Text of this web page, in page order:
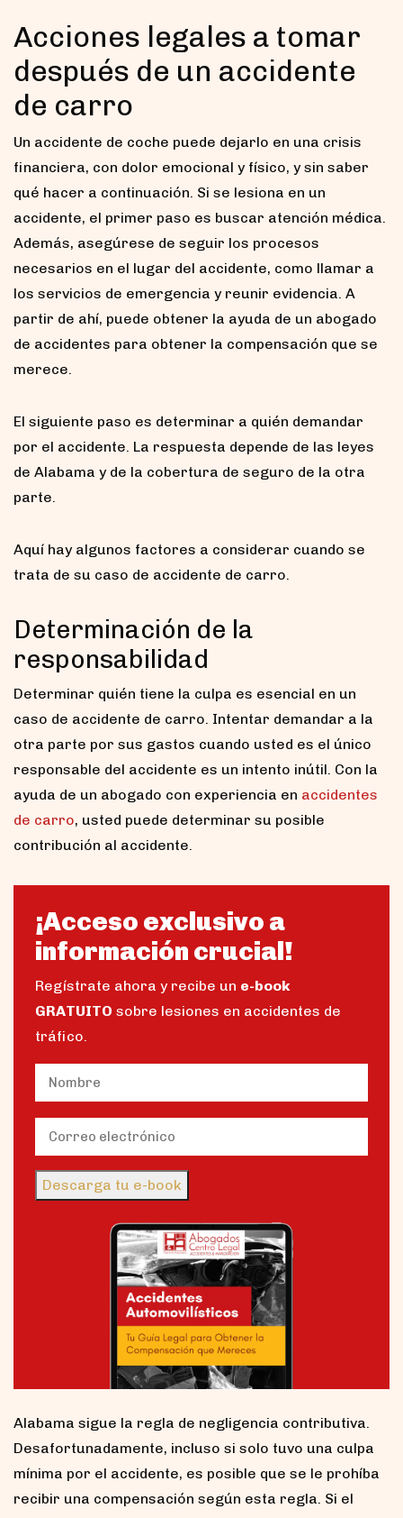
Acciones legales a tomar
después de un accidente
de carro
Un accidente de coche puede dejarlo en una crisis
financiera, con dolor emocional y físico, y sin saber
qué hacer a continuación. Si se lesiona en un
accidente, el primer paso es buscar atención médica.
Además, asegúrese de seguir los procesos
necesarios en el lugar del accidente, como llamar a
los servicios de emergencia y reunir evidencia. A
partir de ahí, puede obtener la ayuda de un abogado
de accidentes para obtener la compensación que se
merece.
El siguiente paso es determinar a quién demandar
por el accidente. La respuesta depende de las leyes
de Alabama y de la cobertura de seguro de la otra
parte.
Aquí hay algunos factores a considerar cuando se
trata de su caso de accidente de carro.
Determinación de la
responsabilidad
Determinar quién tiene la culpa es esencial en un
caso de accidente de carro. Intentar demandar a la
otra parte por sus gastos cuando usted es el único
responsable del accidente es un intento inútil. Con la
ayuda de un abogado con experiencia en accidentes
de carro, usted puede determinar su posible
contribución al accidente.
¡Acceso exclusivo a
información crucial!
Regístrate ahora y recibe un e-book
GRATUITO sobre lesiones en accidentes de
tráfico.
Name (Obligatorio)
Nombre
Email (Obligatorio)
Descarga tu e-book
Alabama sigue la regla de negligencia contributiva.
Desafortunadamente, incluso si solo tuvo una culpa
mínima por el accidente, es posible que se le prohíba
recibir una compensación según esta regla. Si el